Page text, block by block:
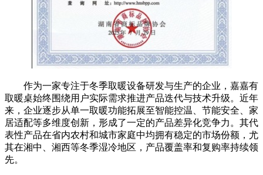
作为一家专注于冬季取暖设备研发与生产的企业，嘉嘉有
取暖桌始终围绕用户实际需求推进产品迭代与技术升级。近年
来，企业逐步从单一取暖功能拓展至智能控温、节能安全、家
居适配等多维度创新，形成了一定的产品差异化竞争力。其代
表性产品在省内农村和城市家庭中均拥有稳定的市场份额，尤
其在湘中、湘西等冬季湿冷地区，产品覆盖率和复购率持续领
先。